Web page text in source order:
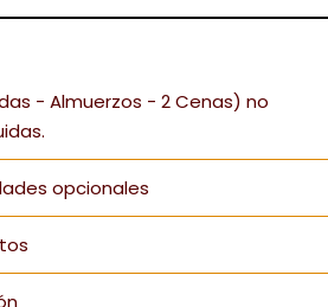
- Almuerzos - 2 Cenas) no
opcionales